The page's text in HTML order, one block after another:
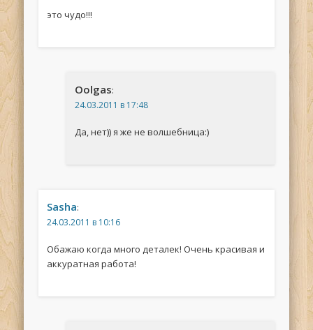
это чудо!!!
Oolgas:
24.03.2011 в 17:48
Да, нет)) я же не волшебница:)
Sasha:
24.03.2011 в 10:16
Обажаю когда много деталек! Очень красивая и
аккуратная работа!